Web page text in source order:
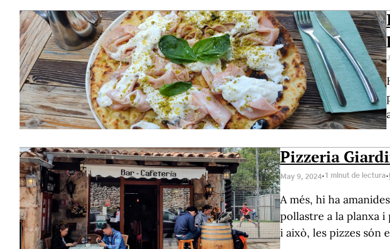
Pizzeria
May 9, 2024·1 minut de lectura·
A més, hi ha
pollastre a la planxa i
i això, les pizzes són